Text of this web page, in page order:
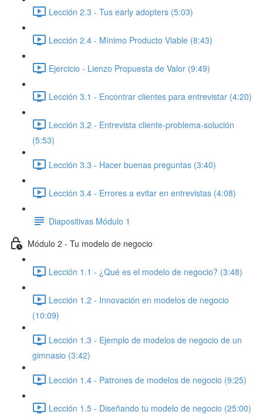
Lección 2.3 - Tus early adopters (5:03)
Lección 2.4 - Mínimo Producto Viable (8:43)
Ejercicio - Lienzo Propuesta de Valor (9:49)
Lección 3.1 - Encontrar clientes para entrevistar (4:20)
Lección 3.2 - Entrevista cliente-problema-solución
(5:53)
Lección 3.3 - Hacer buenas preguntas (3:40)
Lección 3.4 - Errores a evitar en entrevistas (4:08)
Diapositivas Módulo 1
Módulo 2 - Tu modelo de negocio
Lección 1.1 - ¿Qué es el modelo de negocio? (3:48)
Lección 1.2 - Innovación en modelos de negocio
(10:09)
Lección 1.3 - Ejemplo de modelos de negocio de un
gimnasio (3:42)
Lección 1.4 - Patrones de modelos de negocio (9:25)
Lección 1.5 - Diseñando tu modelo de negocio (25:00)